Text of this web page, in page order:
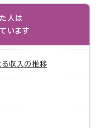
人は
います
る収入の推移